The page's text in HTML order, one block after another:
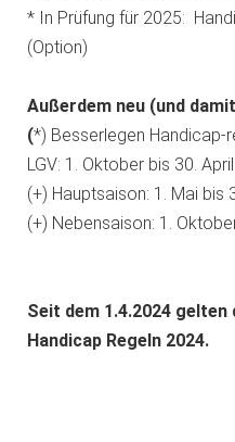
* In Prüfung für 2025:
(Option)
Außerdem neu (und
(*) Besserlegen Handicap-
LGV: 1. Oktober bis 30. April
(+) Hauptsaison: 1. Mai bis
(+) Nebensaison: 1.
Seit dem 1.4.2024
Handicap Regeln 2024.